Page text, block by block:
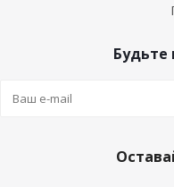
Будьте